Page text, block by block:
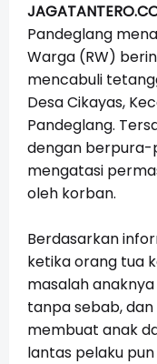
Pandeglang
Warga (RW)
mencabuli
Desa Cikayas,
Pandeglang.
dengan berpura-
mengatasi
oleh korban.
Berdasarkan
ketika orang tua
masalah
tanpa sebab,
membuat anak
lantas pelaku